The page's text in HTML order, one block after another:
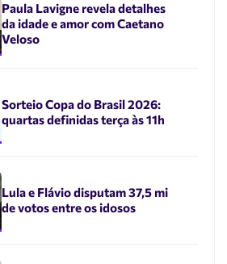
Paula Lavigne revela detalhes
da idade e amor com Caetano
Veloso
Sorteio Copa do Brasil 2026:
quartas definidas terça às 11h
Lula e Flávio disputam 37,5 mi
de votos entre os idosos